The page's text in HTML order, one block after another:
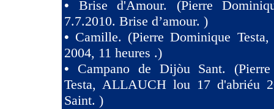
• Brise d'Amour. (Pierre
7.7.2010. Brise d’amour. )
• Camille. (Pierre Dominique
2004, 11 heures .)
• Campano de Dijòu Sant.
Testa, ALLAUCH lou 17 d'abriéu
Saint. )